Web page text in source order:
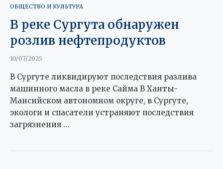
ОБЩЕСТВО И КУЛЬТУРА
В реке Сургута обнаружен
розлив нефтепродуктов
10/07/2025
В Сургуте ликвидируют последствия разлива
машинного масла в реке Сайма В Ханты-
Мансийском автономном округе, в Сургуте,
экологи и спасатели устраняют последствия
загрязнения …